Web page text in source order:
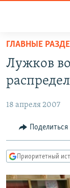
доступа
основному
Вернутся
главной
навигации
Вернутся
ПОДКАСТЫ
АВТОРСКИЕ
ЦИТАТЫ
МНЕНИЯ
IDEL.РЕАЛИИ
КАВКАЗ.РЕАЛИИ
ГЛАВНЫЕ
Лужков
18 апреля 2007
Поделиться
Приоритетный